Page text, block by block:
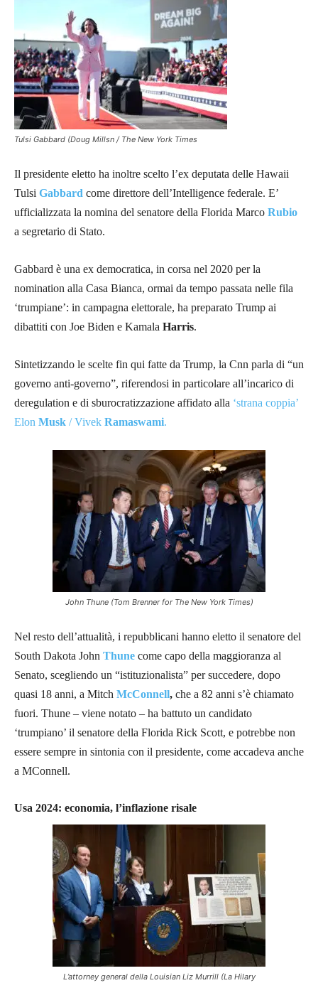
Tulsi Gabbard (Doug Millsn / The New York Times
Il presidente eletto ha inoltre scelto l’ex deputata delle Hawaii
Tulsi Gabbard come direttore dell’Intelligence federale. E’
ufficializzata la nomina del senatore della Florida Marco Rubio
a segretario di Stato.
Gabbard è una ex democratica, in corsa nel 2020 per la
nomination alla Casa Bianca, ormai da tempo passata nelle fila
‘trumpiane’: in campagna elettorale, ha preparato Trump ai
dibattiti con Joe Biden e Kamala Harris.
Sintetizzando le scelte fin qui fatte da Trump, la Cnn parla di “un
governo anti-governo”, riferendosi in particolare all’incarico di
deregulation e di sburocratizzazione affidato alla ‘strana coppia’
Elon Musk / Vivek Ramaswami.
John Thune (Tom Brenner for The New York Times)
Nel resto dell’attualità, i repubblicani hanno eletto il senatore del
South Dakota John Thune come capo della maggioranza al
Senato, scegliendo un “istituzionalista” per succedere, dopo
quasi 18 anni, a Mitch McConnell, che a 82 anni s’è chiamato
fuori. Thune – viene notato – ha battuto un candidato
‘trumpiano’ il senatore della Florida Rick Scott, e potrebbe non
essere sempre in sintonia con il presidente, come accadeva anche
a MConnell.
Usa 2024: economia, l’inflazione risale
L’attorney general della Louisian Liz Murrill (La Hilary